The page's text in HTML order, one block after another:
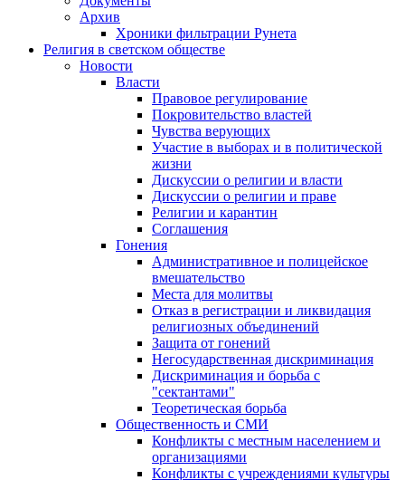
Архив
Хроники фильтрации Рунета
Религия в светском обществе
Новости
Власти
Правовое регулирование
Покровительство властей
Чувства верующих
Участие в выборах и в политической
жизни
Дискуссии о религии и власти
Дискуссии о религии и праве
Религии и карантин
Соглашения
Гонения
Административное и полицейское
вмешательство
Места для молитвы
Отказ в регистрации и ликвидация
религиозных объединений
Защита от гонений
Негосударственная дискриминация
Дискриминация и борьба с
"сектантами"
Теоретическая борьба
Общественность и СМИ
Конфликты с местным населением и
организациями
Конфликты с учреждениями культуры